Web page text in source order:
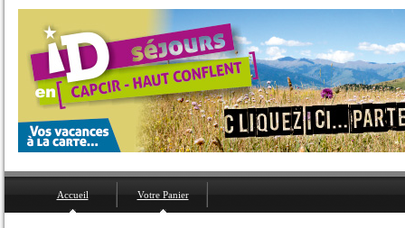
Accueil Votre Panier